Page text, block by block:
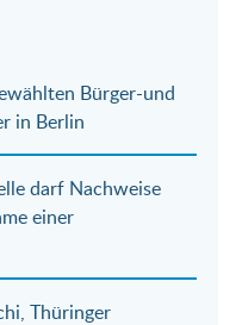
Bürger-und
in Berlin
darf Nachweise
einer
Thüringer